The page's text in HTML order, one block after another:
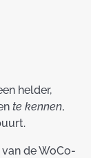
helder,
te kennen,
de WoCo-